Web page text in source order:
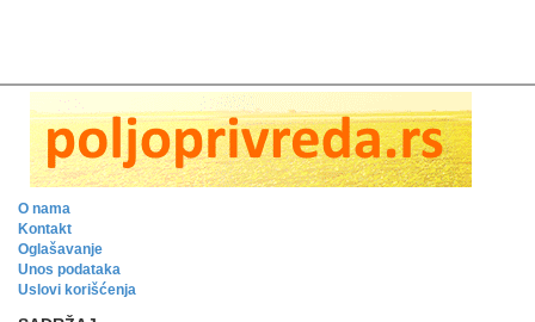
O nama
Kontakt
Oglašavanje
Unos podataka
Uslovi korišćenja